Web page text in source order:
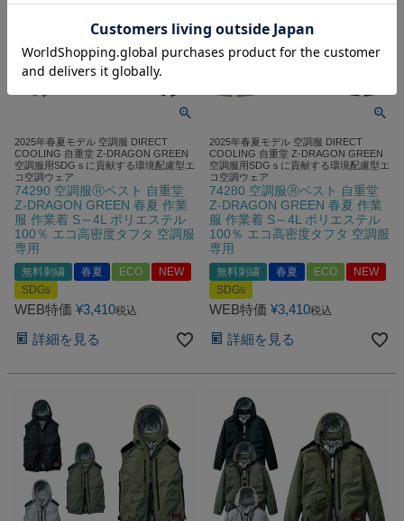
2025年春夏モデル 空調服 DIRECT
COOLING 自重堂 Z-DRAGON GREEN
空調服用SDGｓに貢献する環境配慮型エ
コ空調ウェア
74290 空調服Ⓡベスト 自重堂
Z-DRAGON GREEN 春夏 作業
服 作業着 S～4L ポリエステル
100％ エコ高密度タフタ 空調服
専用
無料刺繍 春夏 ECO
NEW
SDGs
WEB特価 ¥3,410税込
詳細を見る
2025年春夏モデル 空調服 DIRECT
COOLING 自重堂 Z-DRAGON GREEN
空調服用SDGｓに貢献する環境配慮型エ
コ空調ウェア
74280 空調服Ⓡベスト 自重堂
Z-DRAGON GREEN 春夏 作業
服 作業着 S～4L ポリエステル
100％ エコ高密度タフタ 空調服
専用
無料刺繍 春夏 ECO
NEW
SDGs
WEB特価 ¥3,410税込
詳細を見る